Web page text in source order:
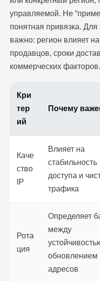
управляемой. Не
понятная привязка.
важно: регион влияет
продавцов, сроки
коммерческих факторов.
Кри
тер
ий
Почему
Каче
ство
IP
Влияет на
стабильность
доступа и
трафика
Рота
ция
Определяет
между
обновлением
адресов